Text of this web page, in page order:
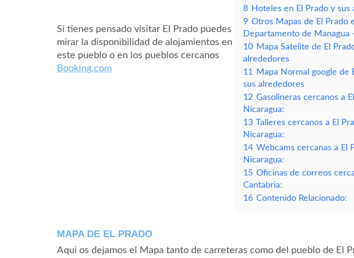
Si tienes pensado visitar El Prado puedes
mirar la disponibilidad de alojamientos en
este pueblo o en los pueblos cercanos
Booking.com
8 Hoteles en El Prado y sus
9 Otros Mapas de El Prado
Departamento de Managua
10 Mapa Satelite de El
alrededores
11
Mapa Normal google de
sus alrededores
12 Gasolineras cercanos a
Nicaragua:
13 Talleres cercanos a El
Nicaragua:
14 Webcams cercanas a El
Nicaragua:
15 Oficinas de correos
Cantabria:
16 Contenido Relacionado:
MAPA DE EL PRADO
Aqui os dejamos el Mapa tanto de carreteras como del pueblo de El